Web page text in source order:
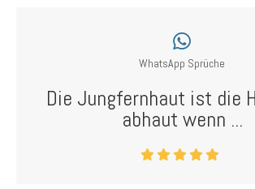
WhatsApp Sprüche
Die Jungfernhaut ist die
abhaut wenn ...